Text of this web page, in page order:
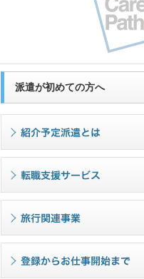
派遣が初めての方へ